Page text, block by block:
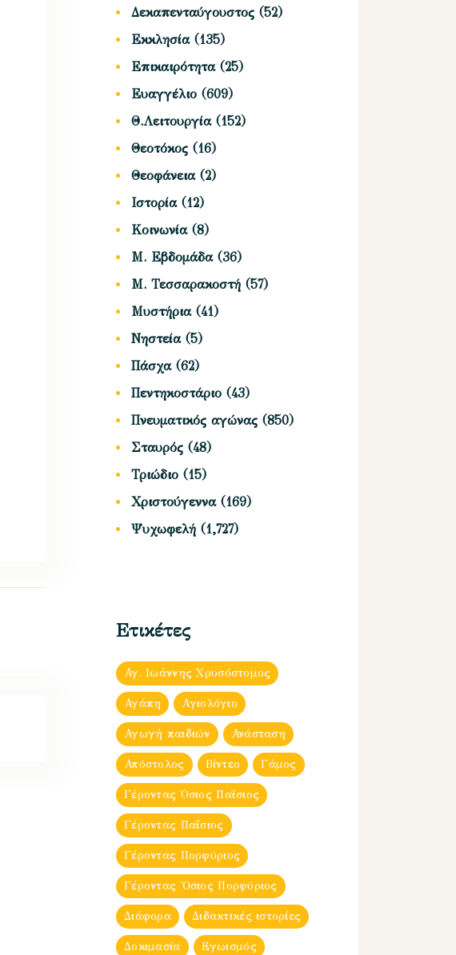
Δεκαπενταύγουστος (52)
Εκκλησία(135)
Επικαιρότητα(25)
Ευαγγέλιο (609)
Θ.Λειτουργία(152)
Θεοτόκος (16)
Θεοφάνεια(2)
Ιστορία(12)
Κοινωνία(8)
Μ. Εβδομάδα(36)
Μ. Τεσσαρακοστή (57)
Μυστήρια(41)
Νηστεία(5)
Πάσχα(62)
Πεντηκοστάριο (43)
Πνευματικός αγώνας (850)
Σταυρός (48)
Τριώδιο (15)
Χριστούγεννα(169)
Ψυχωφελή (1,727)
Ετικέτες
Αγ. Ιωάννης Χρυσόστομος
Αγάπη Αγιολόγιο
Αγωγή παιδιών Ανάσταση
Απόστολος Βίντεο Γάμος
Γέροντας Όσιος Παΐσιος
Γέροντας Παΐσιος
Γέροντας Πορφύριος
Γέροντας Ὀσιος Πορφύριος
Διάφορα Διδακτικές ιστορίες
Δοκιμασία Εγωισμός